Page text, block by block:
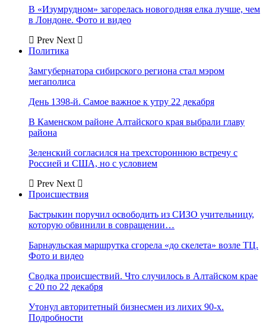
В «Изумрудном» загорелась новогодняя елка лучше, чем
в Лондоне. Фото и видео
Prev Next
Политика
Замгубернатора сибирского региона стал мэром
мегаполиса
День 1398-й. Самое важное к утру 22 декабря
В Каменском районе Алтайского края выбрали главу
района
Зеленский согласился на трехстороннюю встречу с
Россией и США, но с условием
Prev Next
Происшествия
Бастрыкин поручил освободить из СИЗО учительницу,
которую обвинили в совращении…
Барнаульская маршрутка сгорела «до скелета» возле ТЦ.
Фото и видео
Сводка происшествий. Что случилось в Алтайском крае
с 20 по 22 декабря
Утонул авторитетный бизнесмен из лихих 90-х.
Подробности